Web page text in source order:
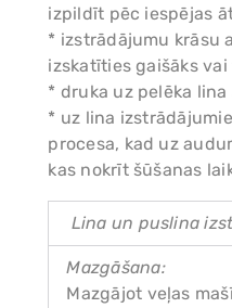
izpildīt pēc iespējas
* izstrādājumu krāsu
izskatīties gaišāks
* druka uz pelēka
* uz lina
procesa, kad uz
kas nokrīt šūšanas
Lina un puslina
Mazgāšana:
Mazgājot veļas